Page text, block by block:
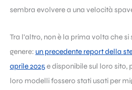
sembra evolvere a una velocità
Tra l’altro, non è la prima volta che
genere: un precedente report della
aprile 2025e disponibile sul loro sito,
loro modelli fossero stati usati per